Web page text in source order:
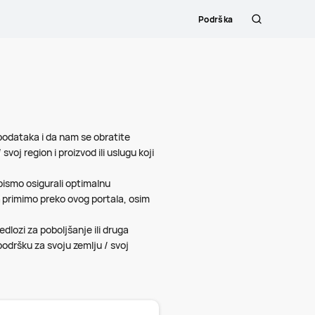
Podrška
i da nam se obratite
region i proizvod ili uslugu koji
osigurali optimalnu
preko ovog portala, osim
za poboljšanje ili druga
za svoju zemlju / svoj